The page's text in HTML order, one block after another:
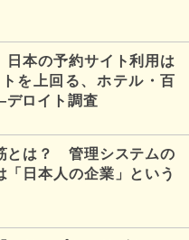
日本の予約サイト利用は
を上回る、ホテル・百
ロイト調査
とは？ 管理システムの
日本人の企業」という